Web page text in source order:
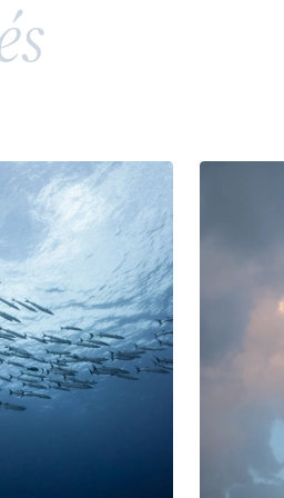
des enjeux juridiques
de propriété intellectuelle
d’un patronyme comme
vigilance particulière.